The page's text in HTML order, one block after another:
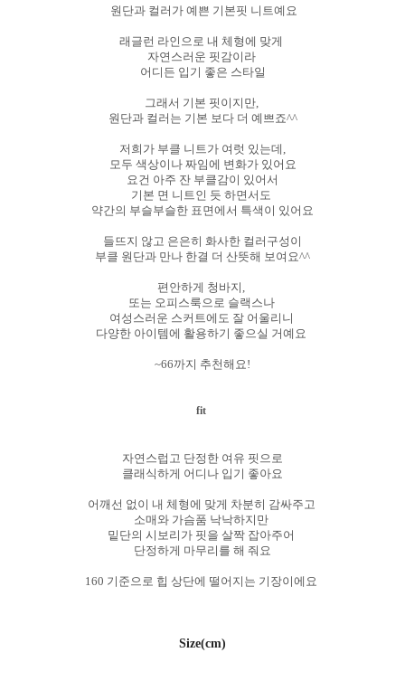
원단과 컬러가 예쁜 기본핏 니트예요
래글런 라인으로 내 체형에 맞게
자연스러운 핏감이라
어디든 입기 좋은 스타일
그래서 기본 핏이지만,
원단과 컬러는 기본 보다 더 예쁘죠^^
저희가 부클 니트가 여럿 있는데,
모두 색상이나 짜임에 변화가 있어요
요건 아주 잔 부클감이 있어서
기본 면 니트인 듯 하면서도
약간의 부슬부슬한 표면에서 특색이 있어요
들뜨지 않고 은은히 화사한 컬러구성이
부클 원단과 만나 한결 더 산뜻해 보여요^^
편안하게 청바지,
또는 오피스룩으로 슬랙스나
여성스러운 스커트에도 잘 어울리니
다양한 아이템에 활용하기 좋으실 거예요
~66까지 추천해요!
fit
자연스럽고 단정한 여유 핏으로
클래식하게 어디나 입기 좋아요
어깨선 없이 내 체형에 맞게 차분히 감싸주고
소매와 가슴품 낙낙하지만
밑단의 시보리가 핏을 살짝 잡아주어
단정하게 마무리를 해 줘요
160 기준으로 힙 상단에 떨어지는 기장이에요
Size(cm)